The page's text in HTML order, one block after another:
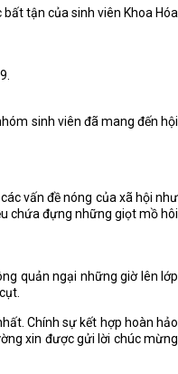
tận của sinh viên Khoa Hóa
sinh viên đã mang đến hội
vấn đề nóng của xã hội như
chứa đựng những giọt mồ hôi
quản ngại những giờ lên lớp
Chính sự kết hợp hoàn hảo
xin được gửi lời chúc mừng